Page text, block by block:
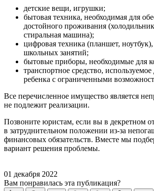
детские вещи, игрушки;
бытовая техника, необходимая для
достойного проживания
стиральная машина);
цифровая техника (планшет,
школьных занятий;
бытовые приборы, необходимые для
транспортное средство, используемое
ребенка с ограниченными
Все перечисленное имущество является
не подлежит реализации.
Позвоните юристам, если вы в декретном
в затруднительном положении из-за
финансовых обязательств. Вместе мы
вариант решения проблемы.
01 декабря 2022
Вам понравилась эта публикация?